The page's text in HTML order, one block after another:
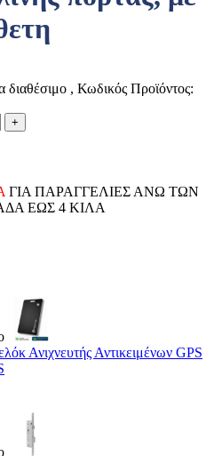
διαθέσιμο , Κωδικός Προϊόντος:
+
ΓΙΑ ΠΑΡΑΓΓΕΛΙΕΣ ΑΝΩ ΤΩΝ
ΕΩΣ 4 ΚΙΛΑ
Ανιχνευτής Αντικειμένων GPS